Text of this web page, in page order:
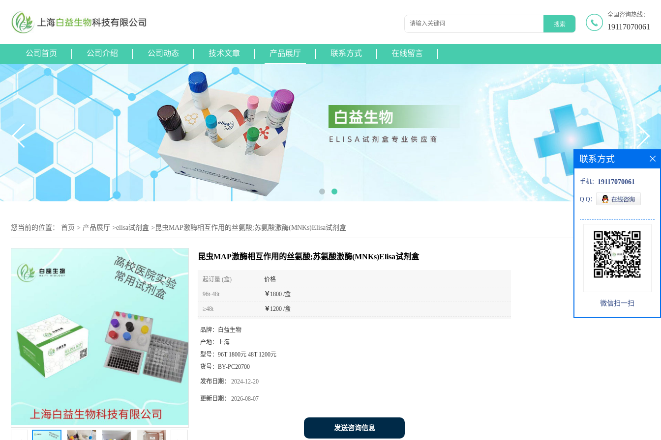
全国咨询热线：
19117070061
公司首页 公司介绍 公司动态 技术文章 产品展厅 联系方式 在线留言
您当前的位置： 首页 > 产品展厅 >elisa试剂盒 > 昆虫MAP激酶相互作用的丝氨酸;苏氨酸激酶(MNKs)Elisa试剂盒
昆虫MAP激酶相互作用的丝氨酸;苏氨酸激酶(MNKs)Elisa试剂盒
起订量 (盒) 价格
96t-48t ￥ 1800 /盒
≥48t ￥ 1200 /盒
品牌：
白益生物
产地： 上海
型号： 96T 1800元 48T 1200元
货号： BY-PC20700
发布日期： 2024-12-20
更新日期： 2026-08-07
发送咨询信息
联系方式
手机： 19117070061
Q Q：
微信扫一扫